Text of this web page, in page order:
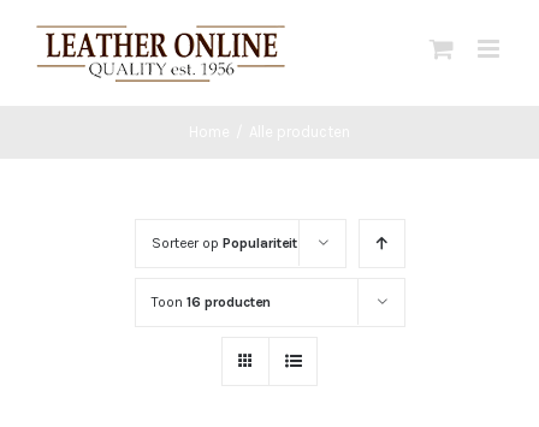
Sorteer op Populariteit
Toon 16 producten